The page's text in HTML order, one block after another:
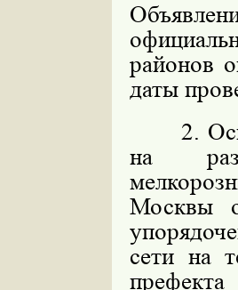
районов
даты
2.
на
Москвы
сети на